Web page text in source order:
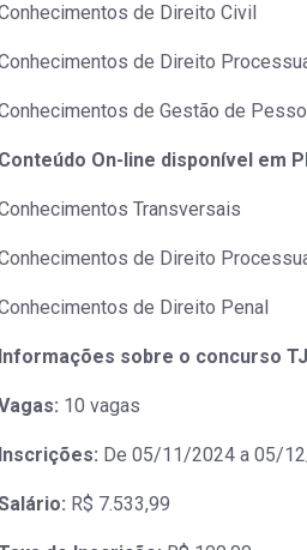
de Direito Civil
de Direito
de Gestão de
Conteúdo On-line disponível em
Transversais
de Direito
de Direito Penal
Informações sobre o concurso
10 vagas
Inscrições: De 05/11/2024 a 05/
R$ 7.533,99